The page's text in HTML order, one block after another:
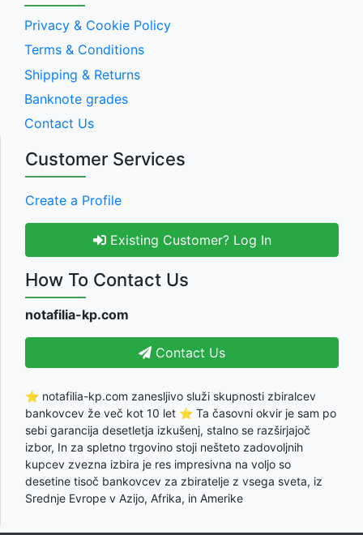
Privacy & Cookie Policy
Terms & Conditions
Shipping & Returns
Banknote grades
Contact Us
Customer Services
Create a Profile
Existing Customer? Log In
How To Contact Us
notafilia-kp.com
Contact Us
⭐ notafilia-kp.com zanesljivo služi skupnosti zbiralcev
bankovcev že več kot 10 let ⭐ Ta časovni okvir je sam po
sebi garancija desetletja izkušenj, stalno se razširjajoč
izbor, In za spletno trgovino stoji nešteto zadovoljnih
kupcev zvezna izbira je res impresivna na voljo so
desetine tisoč bankovcev za zbiratelje z vsega sveta, iz
Srednje Evrope v Azijo, Afrika, in Amerike